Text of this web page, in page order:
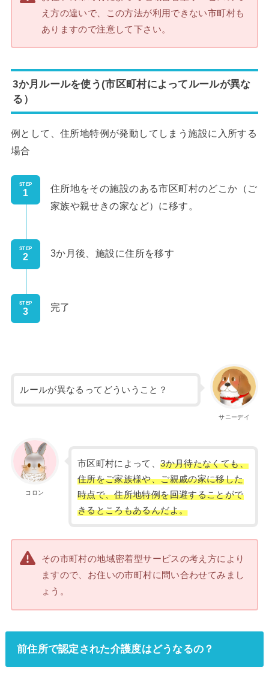
え方の違いで、この方法が利用できない市町村も
ありますので注意して下さい。
3か月ルールを使う(市区町村によってルールが異な
る）
例として、住所地特例が発動してしまう施設に入所する
場合
STEP
住所地をその施設のある市区町村のどこか（ご
家族や親せきの家など）に移す。
STEP 3か月後、施設に住所を移す
STEP 完了
サニーデイ
ルールが異なるってどういうこと？
コロン
市区町村によって、3か月待たなくても、
住所をご家族様や、ご親戚の家に移した
時点で、住所地特例を回避することがで
きるところもあるんだよ。
その市町村の地域密着型サービスの考え方により
ますので、お住いの市町村に問い合わせてみまし
ょう。
前住所で認定された介護度はどうなるの？